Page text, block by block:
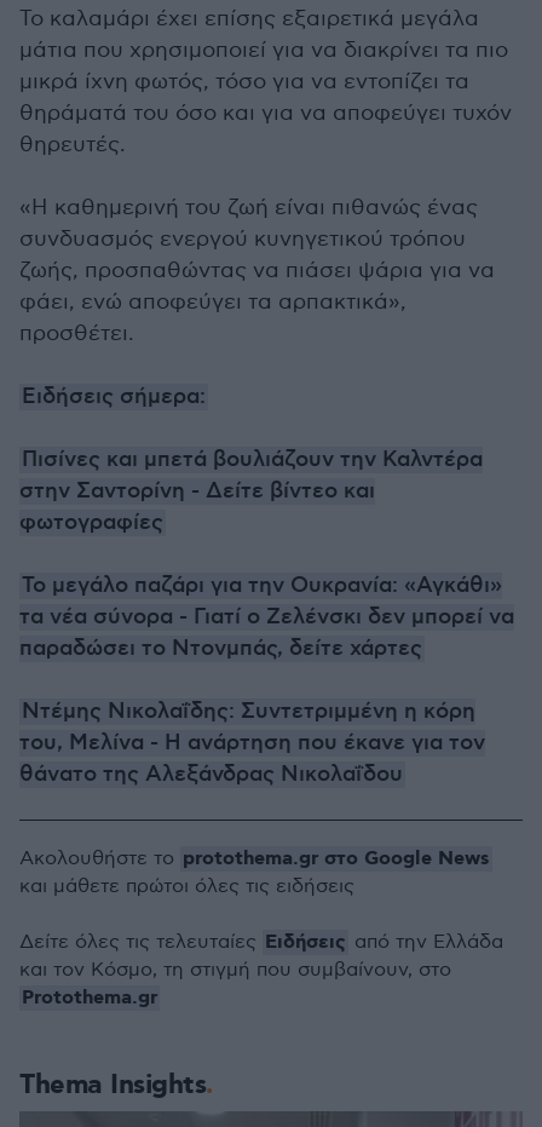
Το καλαμάρι έχει επίσης εξαιρετικά μεγάλα
μάτια που χρησιμοποιεί για να διακρίνει τα πιο
μικρά ίχνη φωτός, τόσο για να εντοπίζει τα
θηράματά του όσο και για να αποφεύγει τυχόν
θηρευτές.
«Η καθημερινή του ζωή είναι πιθανώς ένας
συνδυασμός ενεργού κυνηγετικού τρόπου
ζωής, προσπαθώντας να πιάσει ψάρια για να
φάει, ενώ αποφεύγει τα αρπακτικά»,
προσθέτει.
Ειδήσεις σήμερα:
Πισίνες και μπετά βουλιάζουν την Καλντέρα
στην Σαντορίνη - Δείτε βίντεο και
φωτογραφίες
Το μεγάλο παζάρι για την Ουκρανία: «Αγκάθι»
τα νέα σύνορα - Γιατί ο Ζελένσκι δεν μπορεί να
παραδώσει το Ντονμπάς, δείτε χάρτες
Ντέμης Νικολαΐδης: Συντετριμμένη η κόρη
του, Μελίνα - Η ανάρτηση που έκανε για τον
θάνατο της Αλεξάνδρας Νικολαΐδου
Thema Insights
Ακολουθήστε το protothema.gr στο Google News
και μάθετε πρώτοι όλες τις ειδήσεις
Δείτε όλες τις τελευταίες Ειδήσεις από την Ελλάδα
και τον Κόσμο, τη στιγμή που συμβαίνουν, στο
Protothema.gr